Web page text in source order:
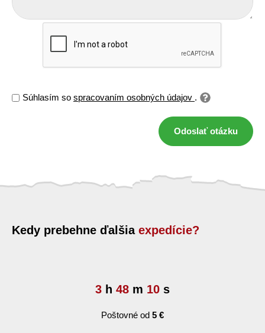
Súhlasím so spracovaním osobných údajov .
Odoslať otázku
Kedy prebehne ďalšia expedície?
3 h 48 m 10 s
Poštovné od 5 €